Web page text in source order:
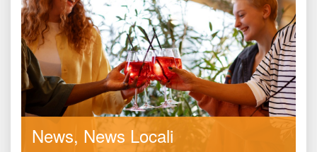
New News Locali